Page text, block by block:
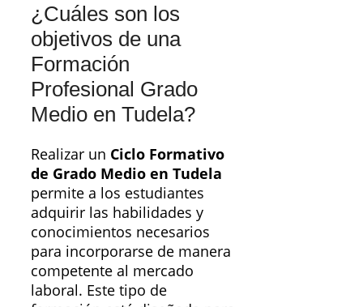
¿Cuáles son los
objetivos de una
Formación
Profesional Grado
Medio en Tudela?
Realizar un Ciclo Formativo
de Grado Medio en Tudela
permite a los estudiantes
adquirir las habilidades y
conocimientos necesarios
para incorporarse de manera
competente al mercado
laboral. Este tipo de